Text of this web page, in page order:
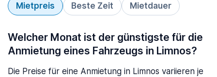
Mietpreis Beste Zeit Mietdauer
Welcher Monat ist der günstigste für die
Anmietung eines Fahrzeugs in Limnos?
Die Preise für eine Anmietung in Limnos variieren je